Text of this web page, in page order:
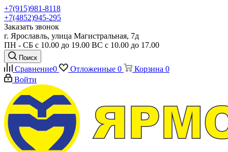
+7(915)981-8118
+7(4852)945-295
Заказать звонок
г. Ярославль, улица Магистральная, 7д
ПН - СБ с 10.00 до 19.00 ВС с 10.00 до 17.00
Поиск
Сравнение0 Отложенные 0 Корзина 0
Войти